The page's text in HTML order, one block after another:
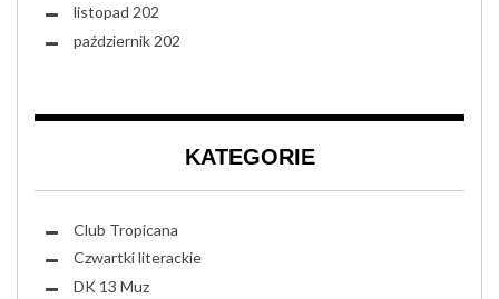
listopad 202
październik 202
KATEGORIE
Club Tropicana
Czwartki literackie
DK 13 Muz